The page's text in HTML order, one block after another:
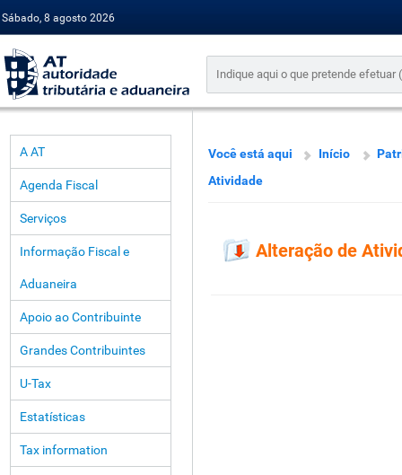
Sábado, 8 agosto 2026
A AT
Agenda Fiscal
Serviços
Informação Fiscal e
Aduaneira
Apoio ao Contribuinte
Grandes Contribuintes
U-Tax
Estatísticas
Tax information
Você está aqui Início
Atividade
Alteração de